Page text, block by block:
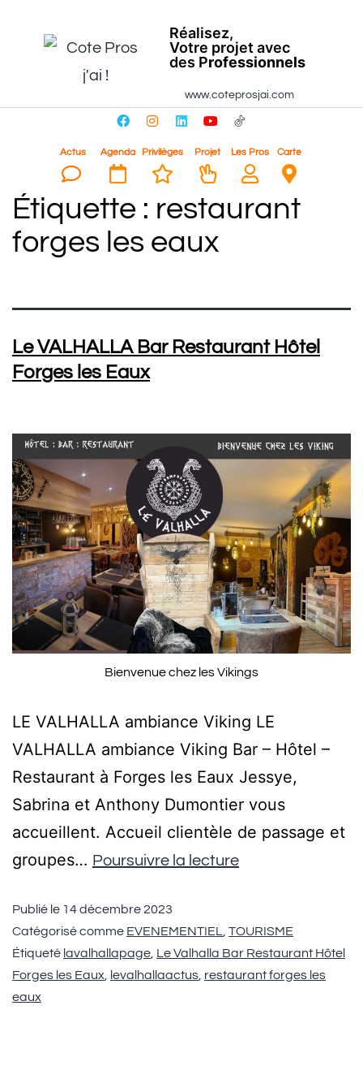
Réalisez,
Votre projet avec
des Professionnels
www.coteprosjai.com
Actus Agenda Privilèges Projet Les Pros Carte
Étiquette : restaurant
forges les eaux
Le VALHALLA Bar Restaurant Hôtel
Forges les Eaux
Bienvenue chez les Vikings
LE VALHALLA ambiance Viking LE
VALHALLA ambiance Viking Bar – Hôtel –
Restaurant à Forges les Eaux Jessye,
Sabrina et Anthony Dumontier vous
accueillent. Accueil clientèle de passage et
groupes… Poursuivre la lecture
Publié le 14 décembre 2023
Catégorisé comme EVENEMENTIEL TOURISME
Étiqueté lavalhallapage Le Valhalla Bar Restaurant Hôtel
Forges les Eaux
levalhallaactus restaurant forges les
eaux